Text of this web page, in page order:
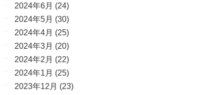
2024年6月 (24)
2024年5月 (30)
2024年4月 (25)
2024年3月 (20)
2024年2月 (22)
2024年1月 (25)
2023年12月 (23)